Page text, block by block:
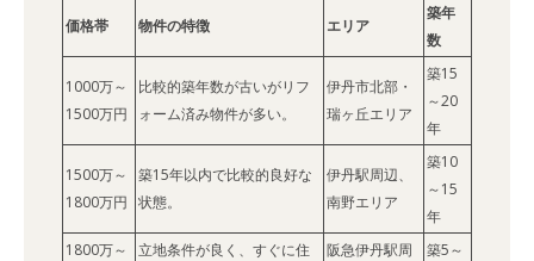
価格帯 物件の特徴 エリア
築年
数
1000万～
1500万円
比較的築年数が古いがリフ
ォーム済み物件が多い。
伊丹市北部・
瑞ヶ丘エリア
築15
～20
年
1500万～
1800万円
築15年以内で比較的良好な
状態。
伊丹駅周辺、
南野エリア
築10
～15
年
1800万～
立地条件が良く、すぐに住
阪急伊丹駅周
築5～